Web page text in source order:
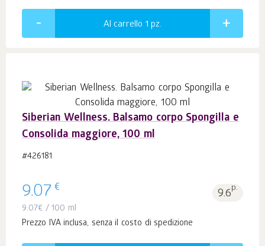
Al carrello 1 pz.
Siberian Wellness. Balsamo corpo Spongilla e
Consolida maggiore, 100 ml
#426181
9.07 € 9.6p.
9.07€ / 100 ml
Prezzo IVA inclusa, senza il costo di spedizione